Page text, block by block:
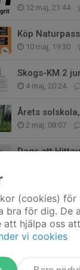
12 maj, 21:44
Köp
10 maj, 19:30
Skogs-KM 2
4 maj, 20:24
Årets
2 maj, 08:07
Dags att
7 apr, 19:45
(cookies)
bra för dig. De
att hjälpa oss
vi cookies